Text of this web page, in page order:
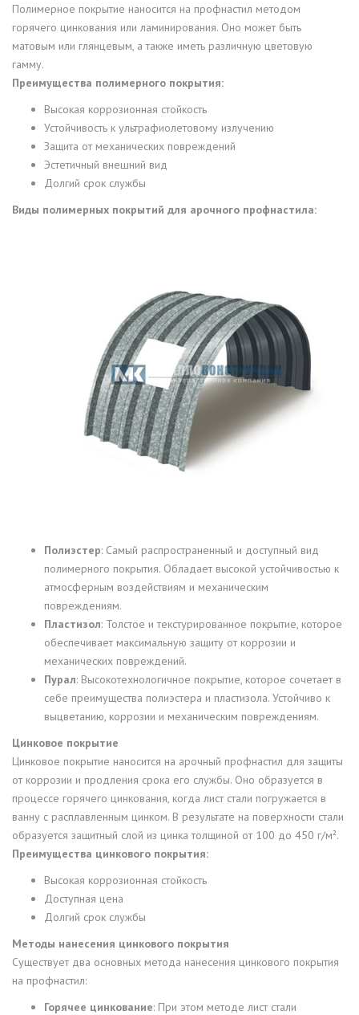
Полимерное покрытие наносится на профнастил методом
горячего цинкования или ламинирования. Оно может быть
матовым или глянцевым, а также иметь различную цветовую
гамму.
Преимущества полимерного покрытия:
Высокая коррозионная стойкость
Устойчивость к ультрафиолетовому излучению
Защита от механических повреждений
Эстетичный внешний вид
Долгий срок службы
Виды полимерных покрытий для арочного профнастила:
Полиэстер: Самый распространенный и доступный вид
полимерного покрытия. Обладает высокой устойчивостью к
атмосферным воздействиям и механическим
повреждениям.
Пластизол: Толстое и текстурированное покрытие, которое
обеспечивает максимальную защиту от коррозии и
механических повреждений.
Пурал: Высокотехнологичное покрытие, которое сочетает в
себе преимущества полиэстера и пластизола. Устойчиво к
выцветанию, коррозии и механическим повреждениям.
Цинковое покрытие
Цинковое покрытие наносится на арочный профнастил для защиты
от коррозии и продления срока его службы. Оно образуется в
процессе горячего цинкования, когда лист стали погружается в
ванну с расплавленным цинком. В результате на поверхности стали
образуется защитный слой из цинка толщиной от 100 до 450 г/м².
Преимущества цинкового покрытия:
Высокая коррозионная стойкость
Доступная цена
Долгий срок службы
Методы нанесения цинкового покрытия
Существует два основных метода нанесения цинкового покрытия
на профнастил:
Горячее цинкование: При этом методе лист стали